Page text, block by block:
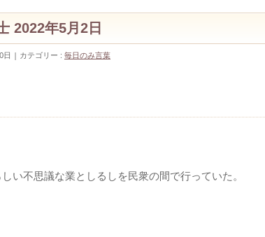
2022年5月2日
日 カテゴリー : 毎日のみ言葉
い不思議な業としるしを民衆の間で行っていた。